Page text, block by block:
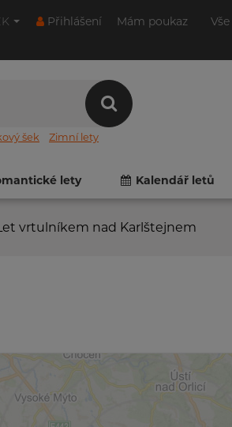
Přihlášení Mám poukaz
šek Zimní lety
lety Kalendář letů
vrtulníkem nad Karlštejnem